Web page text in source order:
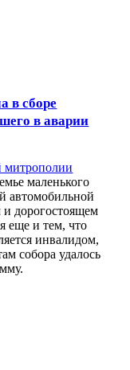
в сборе
в аварии
митрополии
маленького
автомобильной
и дорогостоящем
еще и тем, что
инвалидом,
собора удалось